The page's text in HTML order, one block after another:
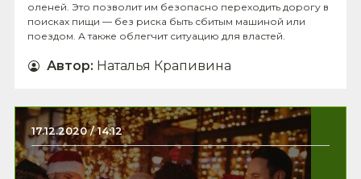
оленей. Это позволит им безопасно переходить дорогу в
поисках пищи — без риска быть сбитым машиной или
поездом. А также облегчит ситуацию для властей.
Автор: Наталья Крапивина
17.12.2020 / 14:12